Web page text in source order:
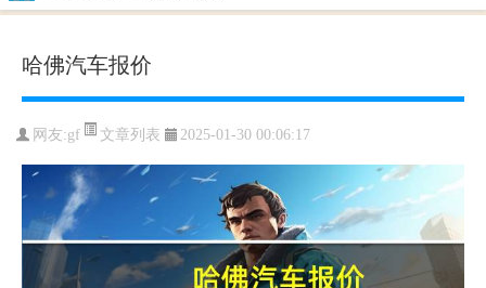
哈佛汽车报价
网友:gf 文章列表 2025-01-30 00:06:17